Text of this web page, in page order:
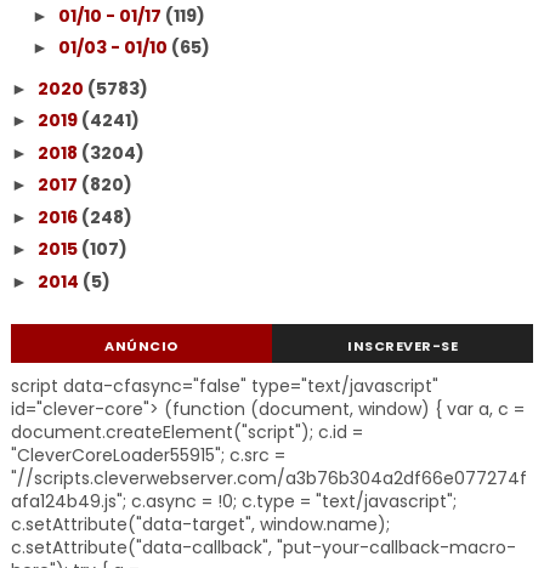
► 01/10 - 01/17 (119)
► 01/03 - 01/10 (65)
► 2020 (5783)
► 2019 (4241)
► 2018 (3204)
► 2017 (820)
► 2016 (248)
► 2015 (107)
► 2014 (5)
ANÚNCIO INSCREVER-SE
script data-cfasync="false" type="text/javascript"
id="clever-core"> (function (document, window) { var a, c =
document.createElement("script"); c.id =
"CleverCoreLoader55915"; c.src =
"//scripts.cleverwebserver.com/a3b76b304a2df66e077274f
afa124b49.js"; c.async = !0; c.type = "text/javascript";
c.setAttribute("data-target", window.name);
c.setAttribute("data-callback", "put-your-callback-macro-